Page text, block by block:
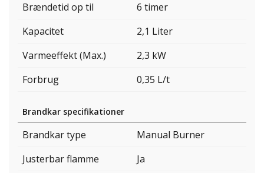
Brændetid op til
6 timer
Kapacitet
2,1 Liter
Varmeeffekt (Max.)
2,3 kW
Forbrug
0,35 L/t
Brandkar specifikationer
Brandkar type
Manual Burner
Justerbar flamme
Ja